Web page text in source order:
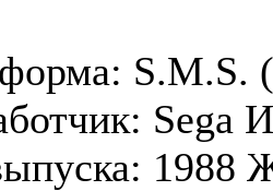
S.M.S.
Sega
1988